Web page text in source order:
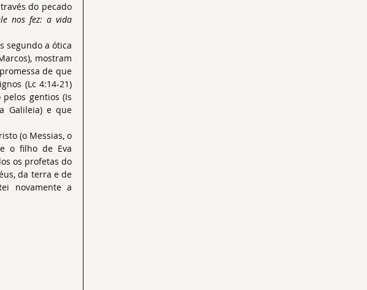
do pecado
nos fez: a vida
mostram
de que
(Lc 4:14-21)
gentios (Is
Galileia) e que
(o Messias, o
o filho de Eva
os profetas do
da terra e de
novamente a